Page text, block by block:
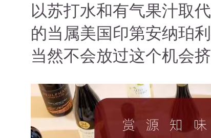
以苏打水和有气果汁取
的当属美国印第安纳珀
当然不会放过这个机会